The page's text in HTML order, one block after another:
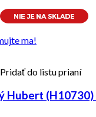
ma!
Pridať do listu prianí
Hubert (H10730)